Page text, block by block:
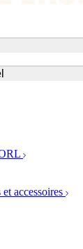
de l'audition
Phoniatres
accessoires